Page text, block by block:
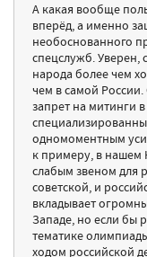
А какая вообще
вперёд, а именно
необоснованного
спецслужб. Уверен,
народа более чем
чем в самой
запрет на митинги
одномоментным
к примеру, в нашем
слабым звеном для
советской, и
вкладывает
Западе, но если бы
тематике
ходом российской